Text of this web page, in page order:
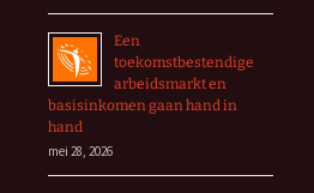
Een
toekomstbestendige
arbeidsmarkt en
basisinkomen gaan hand in
hand
mei 28, 2026